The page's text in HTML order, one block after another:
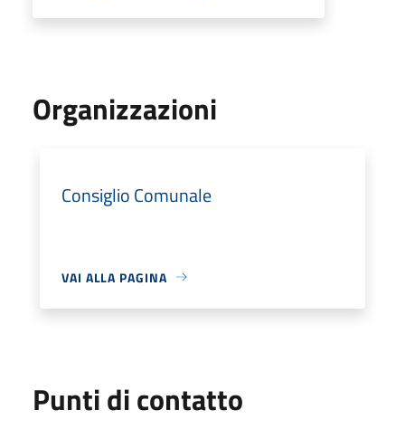
Organizzazioni
Consiglio Comunale
VAI ALLA PAGINA
Punti di contatto